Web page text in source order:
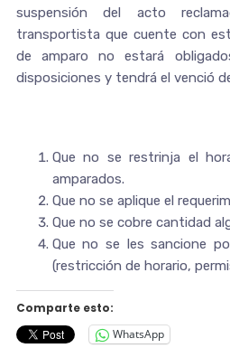
suspensión del acto
transportista que cuente con
de amparo no estará
disposiciones y tendrá el venció
Que no se restrinja el
amparados.
Que no se aplique el
Que no se cobre cantidad
Que no se les sancione
(restricción de horario,
Comparte esto:
WhatsApp